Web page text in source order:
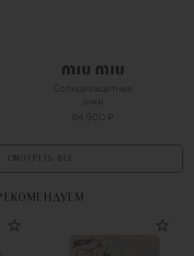
Солнцезащитные
очки
64 900 ₽
СМОТРЕТЬ ВСЕ
РЕКОМЕНДУЕМ